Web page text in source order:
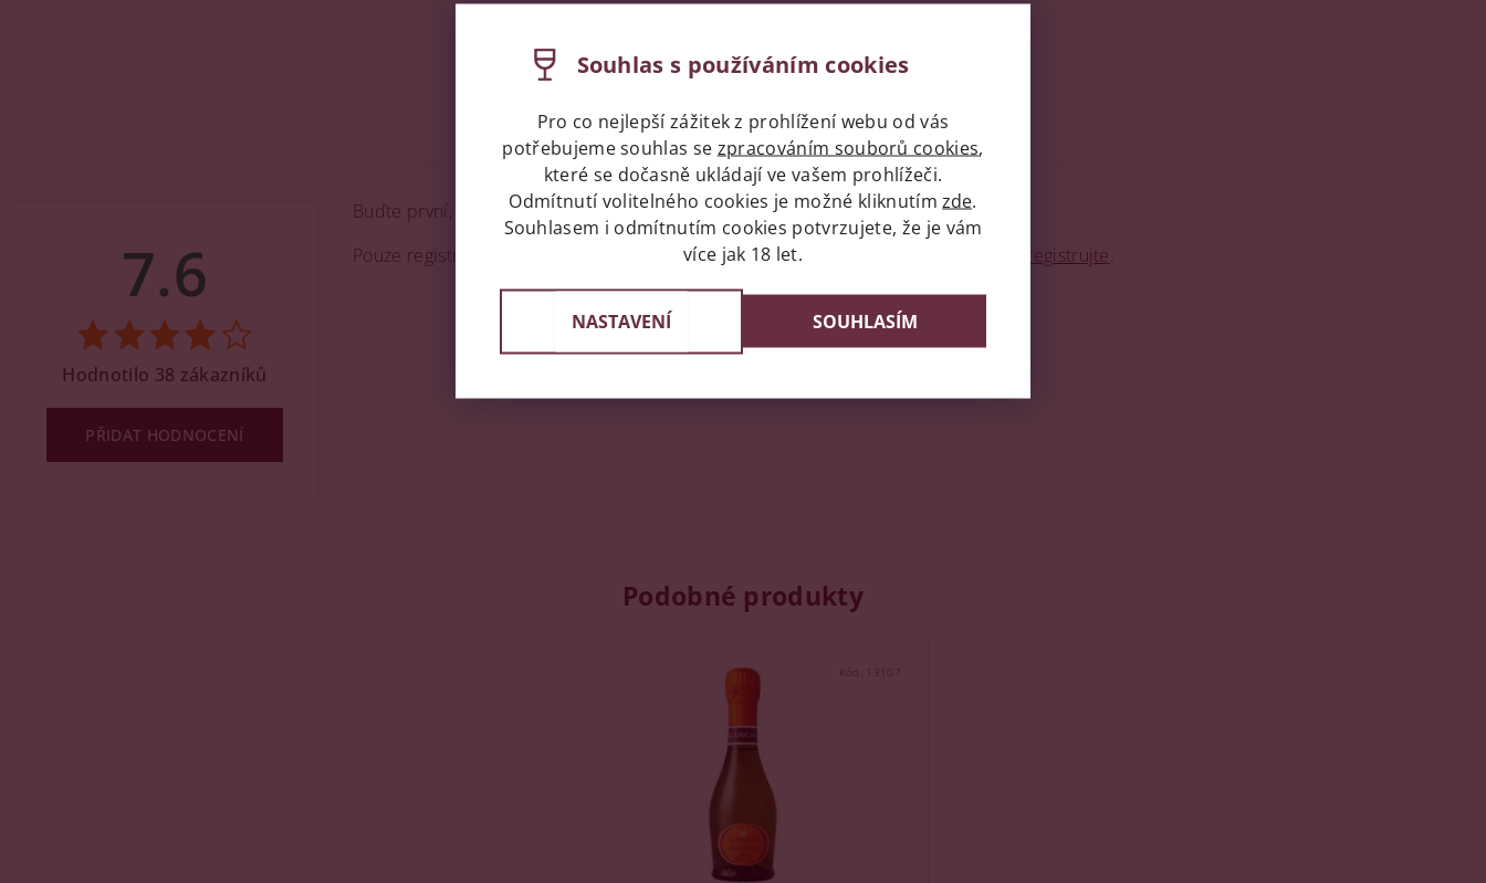
Buďte první, kdo napíše příspěvek k této položce.
Pouze registrovaní uživatelé mohou vkládat příspěvky. Prosím
registrujte
7.6
Hodnotilo 38 zákazníků
PŘIDAT HODNOCENÍ
Podobné produkty
Kód: 13107
Souhlas s používáním cookies
Pro co nejlepší zážitek z prohlížení webu od vás
potřebujeme souhlas se zpracováním souborů cookies,
které se dočasně ukládají ve vašem prohlížeči.
Odmítnutí volitelného cookies je možné kliknutím zde.
Souhlasem i odmítnutím cookies potvrzujete, že je vám
více jak 18 let.
NASTAVENÍ SOUHLASÍM